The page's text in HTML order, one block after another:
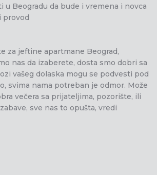
u Beogradu da bude i vremena i novca
provod
za jeftine apartmane Beograd,
nas da izaberete, dosta smo dobri sa
vašeg dolaska mogu se podvesti pod
svima nama potreban je odmor. Može
večera sa prijateljima, pozorište, ili
sve nas to opušta, vredi